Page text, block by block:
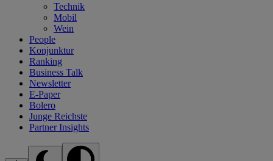
Technik
Mobil
Wein
People
Konjunktur
Ranking
Business Talk
Newsletter
E-Paper
Bolero
Junge Reichste
Partner Insights